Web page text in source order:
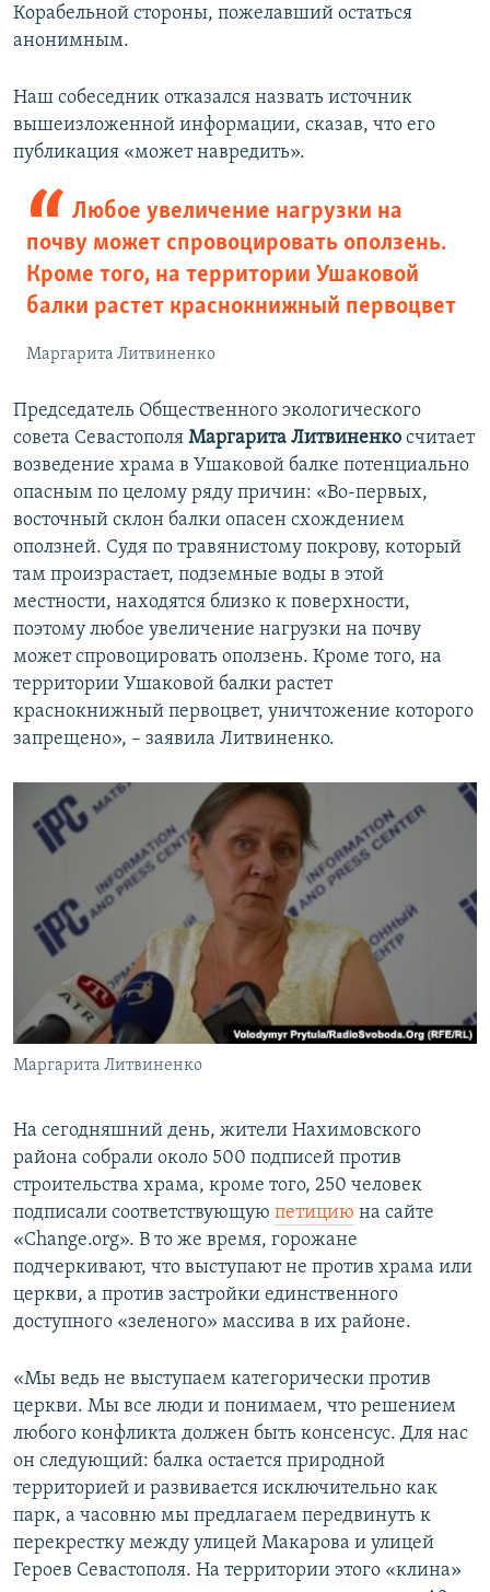
Корабельной стороны, пожелавший остаться
анонимным.
Наш собеседник отказался назвать источник
вышеизложенной информации, сказав, что его
публикация «может навредить».
Любое увеличение нагрузки на
почву может спровоцировать оползень.
Кроме того, на территории Ушаковой
балки растет краснокнижный первоцвет
Маргарита Литвиненко
Председатель Общественного экологического
совета Севастополя Маргарита Литвиненко считает
возведение храма в Ушаковой балке потенциально
опасным по целому ряду причин: «Во-первых,
восточный склон балки опасен схождением
оползней. Судя по травянистому покрову, который
там произрастает, подземные воды в этой
местности, находятся близко к поверхности,
поэтому любое увеличение нагрузки на почву
может спровоцировать оползень. Кроме того, на
территории Ушаковой балки растет
краснокнижный первоцвет, уничтожение которого
запрещено», – заявила Литвиненко.
Маргарита Литвиненко
На сегодняшний день, жители Нахимовского
района собрали около 500 подписей против
строительства храма, кроме того, 250 человек
подписали соответствующую петицию на сайте
«Change.org». В то же время, горожане
подчеркивают, что выступают не против храма или
церкви, а против застройки единственного
доступного «зеленого» массива в их районе.
«Мы ведь не выступаем категорически против
церкви. Мы все люди и понимаем, что решением
любого конфликта должен быть консенсус. Для нас
он следующий: балка остается природной
территорией и развивается исключительно как
парк, а часовню мы предлагаем передвинуть к
перекрестку между улицей Макарова и улицей
Героев Севастополя. На территории этого «клина»